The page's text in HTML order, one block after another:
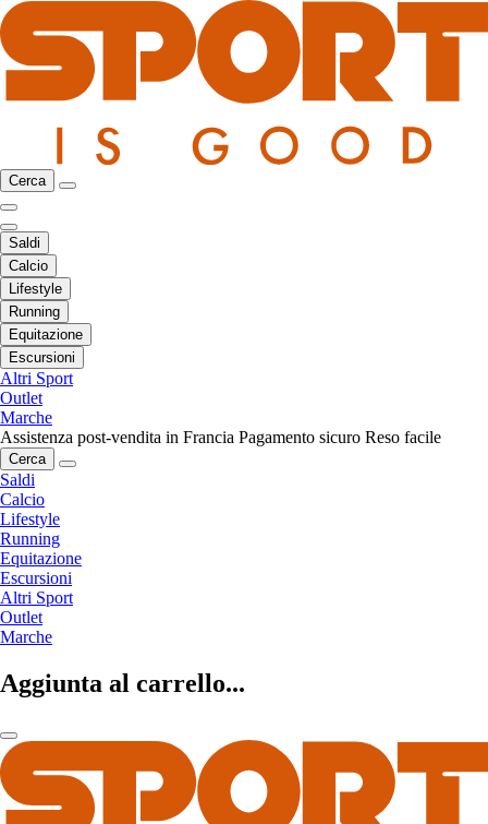
Cerca
Saldi
Calcio
Lifestyle
Running
Equitazione
Escursioni
Altri Sport
Outlet
Marche
Assistenza post-vendita in Francia Pagamento sicuro Reso facile
Cerca
Saldi
Calcio
Lifestyle
Running
Equitazione
Escursioni
Altri Sport
Outlet
Marche
Aggiunta al carrello...